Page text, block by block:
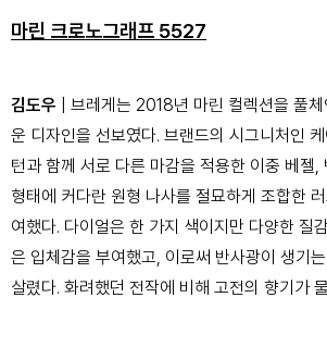
마린 크로노그래프 5527
김도우 | 브레게는 2018년 마린 컬렉션을 풀
운 디자인을 선보였다. 브랜드의 시그니처인
턴과 함께 서로 다른 마감을 적용한 이중 베젤,
형태에 커다란 원형 나사를 절묘하게 조합한
여했다. 다이얼은 한 가지 색이지만 다양한 질
은 입체감을 부여했고, 이로써 반사광이 생기
살렸다. 화려했던 전작에 비해 고전의 향기가